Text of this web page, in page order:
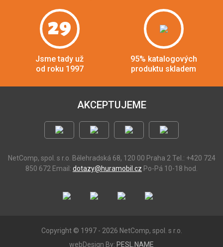
29
Jsme tady už
od roku 1997
95% katalogových
produktu skladem
AKCEPTUJEME
NetComp, spol. s r.o. Bělehradská 68, 120 00 Praha 2 Tel.: +420 724
850 672 Email: dotazy@huramobil.cz Po-Pá 10-18 hod.
Copyright © 1997 - 2026 NetComp, spol. s r.o.
webDesign By: PESL.NAME